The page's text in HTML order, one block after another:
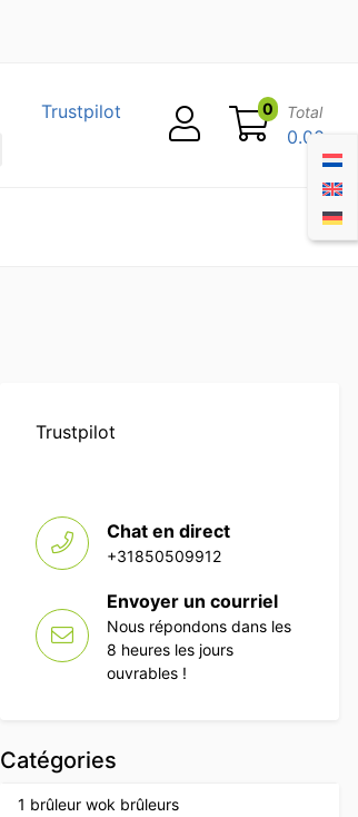
Trustpilot 0 Total
0.00
Trustpilot
Chat en direct
+31850509912
Envoyer un courriel
Nous répondons dans les
8 heures les jours
ouvrables !
Catégories
1 brûleur wok brûleurs